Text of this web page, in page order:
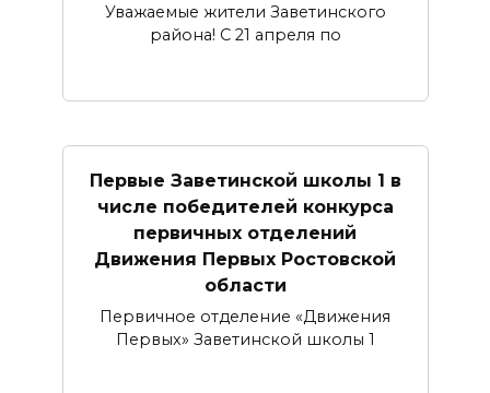
Уважаемые жители Заветинского
района! С 21 апреля по
Первые Заветинской школы 1 в
числе победителей конкурса
первичных отделений
Движения Первых Ростовской
области
Первичное отделение «Движения
Первых» Заветинской школы 1